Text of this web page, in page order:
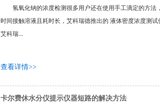
氢氧化钠的浓度检测很多用户还在使用手工滴定的方法
时间接触溶液且耗时长，艾科瑞德推出的 液体密度浓度测试
艾科瑞...
查看详情>>
卡尔费休水分仪提示仪器短路的解决方法